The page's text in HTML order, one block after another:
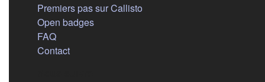
Premiers pas sur Callisto
Open badges
FAQ
Contact